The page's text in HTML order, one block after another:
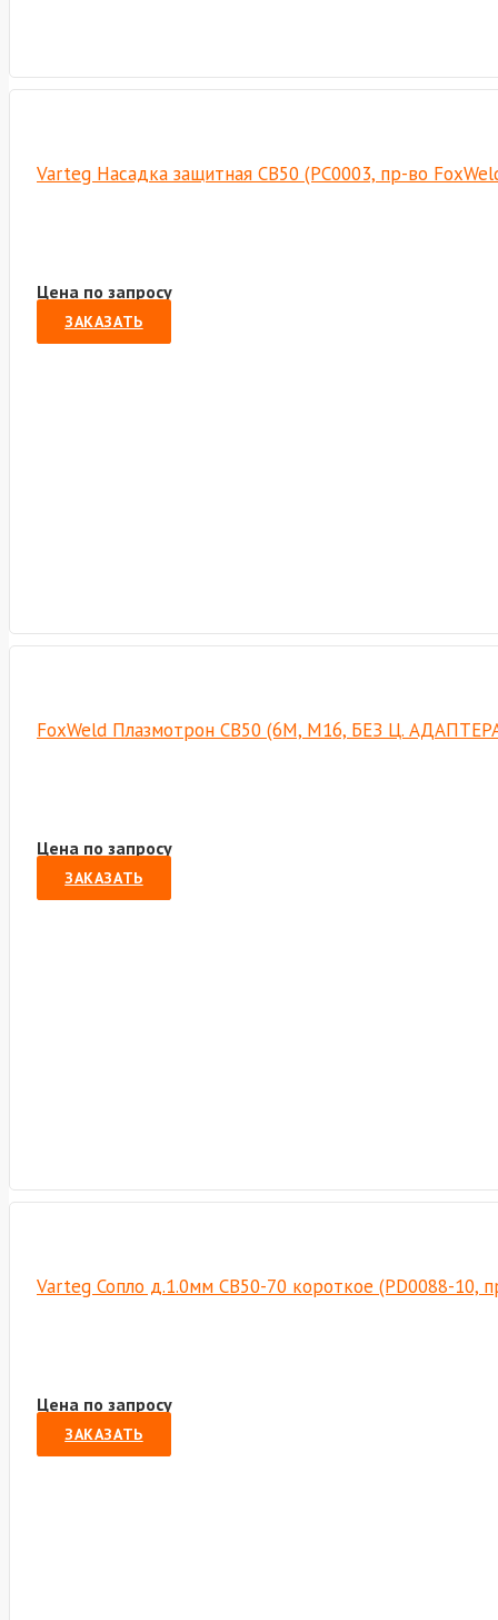
Varteg Насадка защитная СВ50 (PC0003, пр-во
Цена по запросу
ЗАКАЗАТЬ
FoxWeld Плазмотрон СВ50 (6М, М16, БЕЗ Ц.
Цена по запросу
ЗАКАЗАТЬ
Varteg Сопло д.1.0мм СВ50-70 короткое (PD0088-10,
Цена по запросу
ЗАКАЗАТЬ